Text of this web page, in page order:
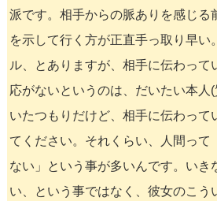
派です。相手からの脈ありを感じる
を示して行く方が正直手っ取り早い
ル、とありますが、相手に伝わって
応がないというのは、だいたい本人
いたつもりだけど、相手に伝わって
てください。それくらい、人間って
ない」という事が多いんです。いき
い、という事ではなく、彼女のこう